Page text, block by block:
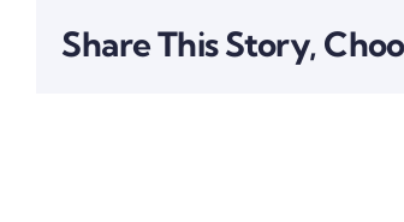
Share This Story,